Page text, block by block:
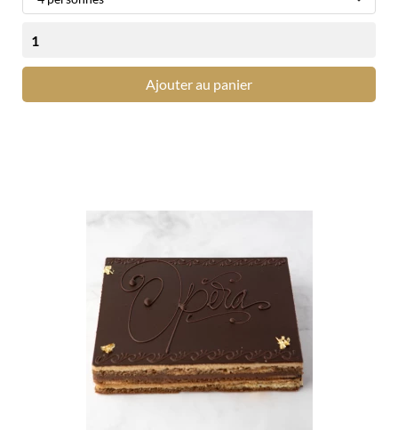
Ajouter au panier